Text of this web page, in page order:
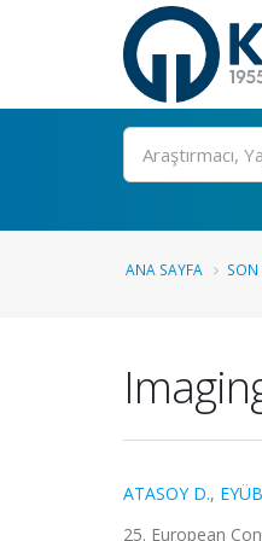
Ara
ANA SAYFA SON
ATASOY D.,
25. European